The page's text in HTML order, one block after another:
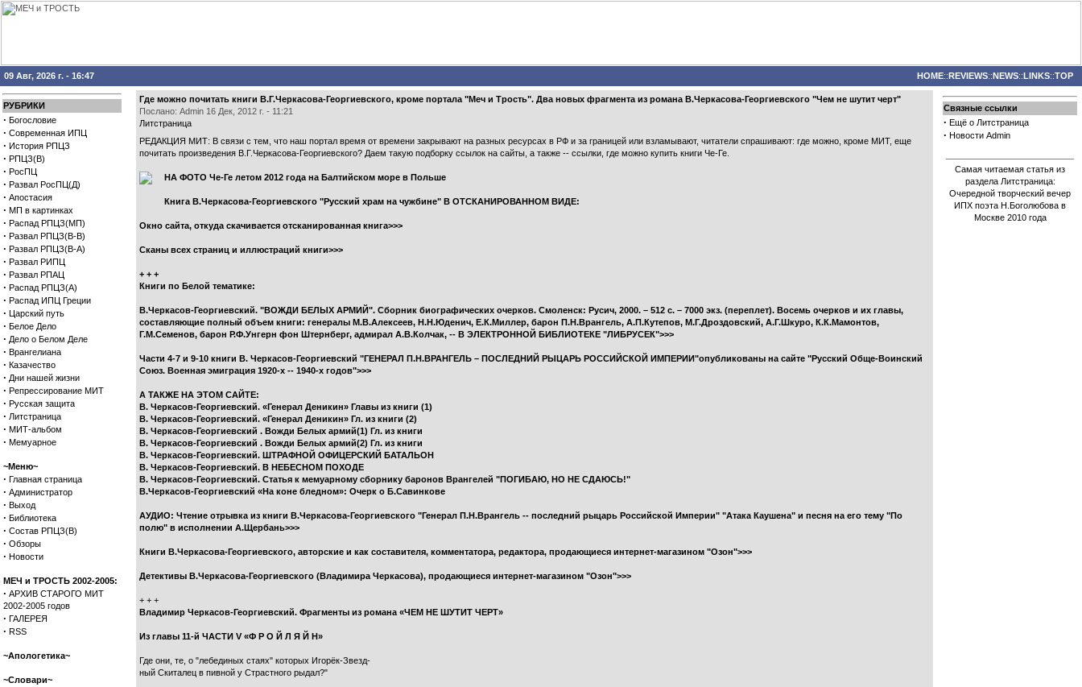
09 Авг, 2026 г. - 16:47 HOME::REVIEWS::NEWS::LINKS::TOP
РУБРИКИ
· Богословие
· Современная ИПЦ
· История РПЦЗ
· РПЦЗ(В)
· РосПЦ
· Развал РосПЦ(Д)
· Апостасия
· МП в картинках
· Распад РПЦЗ(МП)
· Развал РПЦЗ(В-В)
· Развал РПЦЗ(В-А)
· Развал РИПЦ
· Развал РПАЦ
· Распад РПЦЗ(А)
· Распад ИПЦ Греции
· Царский путь
· Белое Дело
· Дело о Белом Деле
· Врангелиана
· Казачество
· Дни нашей жизни
· Репрессирование МИТ
· Русская защита
· Литстраница
· МИТ-альбом
· Мемуарное
~Меню~
· Главная страница
· Администратор
· Выход
· Библиотека
· Состав РПЦЗ(В)
· Обзоры
· Новости
МЕЧ и ТРОСТЬ 2002-2005:
· АРХИВ СТАРОГО МИТ
2002-2005 годов
· ГАЛЕРЕЯ
· RSS
~Апологетика~
~Словари~
Где можно почитать книги В.Г.Черкасова-Георгиевского, кроме портала "Меч и Трость". Два новых фрагмента из романа В.Черкасова-Георгиевского "Чем не шутит черт"
Послано: Admin 16 Дек, 2012 г. - 11:21
Литстраница
РЕДАКЦИЯ МИТ: В связи с тем, что наш портал время от времени закрывают на разных ресурсах в РФ и за границей или взламывают, читатели спрашивают: где можно, кроме МИТ, еще
почитать произведения В.Г.Черкасова-Георгиевского? Даем такую подборку ссылок на сайты, а также -- ссылки, где можно купить книги Че-Ге.
НА ФОТО Че-Ге летом 2012 года на Балтийском море в Польше
Книга В.Черкасова-Георгиевского "Русский храм на чужбине" В ОТСКАНИРОВАННОМ ВИДЕ:
Окно сайта, откуда скачивается отсканированная книга>>>
Сканы всех страниц и иллюстраций книги>>>
+ + +
Книги по Белой тематике:
В.Черкасов-Георгиевский. "ВОЖДИ БЕЛЫХ АРМИЙ". Сборник биографических очерков. Смоленск: Русич, 2000. – 512 с. – 7000 экз. (переплет). Восемь очерков и их главы,
составляющие полный объем книги: генералы М.В.Алексеев, Н.Н.Юденич, Е.К.Миллер, барон П.Н.Врангель, А.П.Кутепов, М.Г.Дроздовский, А.Г.Шкуро, К.К.Мамонтов,
Г.М.Семенов, барон Р.Ф.Унгерн фон Штернберг, адмирал А.В.Колчак, -- В ЭЛЕКТРОННОЙ БИБЛИОТЕКЕ "ЛИБРУСЕК">>>
Части 4-7 и 9-10 книги В. Черкасов-Георгиевский "ГЕНЕРАЛ П.Н.ВРАНГЕЛЬ – ПОСЛЕДНИЙ РЫЦАРЬ РОССИЙСКОЙ ИМПЕРИИ"опубликованы на сайте "Русский Обще-Воинский
Союз. Военная эмиграция 1920-х -- 1940-х годов">>>
А ТАКЖЕ НА ЭТОМ САЙТЕ:
В. Черкасов-Георгиевский. «Генерал Деникин» Главы из книги (1)
В. Черкасов-Георгиевский. «Генерал Деникин» Гл. из книги (2)
В. Черкасов-Георгиевский . Вожди Белых армий(1) Гл. из книги
В. Черкасов-Георгиевский . Вожди Белых армий(2) Гл. из книги
В. Черкасов-Георгиевский. ШТРАФНОЙ ОФИЦЕРСКИЙ БАТАЛЬОН
В. Черкасов-Георгиевский. В НЕБЕСНОМ ПОХОДЕ
В. Черкасов-Георгиевский. Статья к мемуарному сборнику баронов Врангелей "ПОГИБАЮ, НО НЕ СДАЮСЬ!"
В.Черкасов-Георгиевский «На коне бледном»: Очерк о Б.Савинкове
АУДИО: Чтение отрывка из книги В.Черкасова-Георгиевского "Генерал П.Н.Врангель -- последний рыцарь Российской Империи" "Атака Каушена" и песня на его тему "По
полю" в исполнении А.Щербань>>>
Книги В.Черкасова-Георгиевского, авторские и как составителя, комментатора, редактора, продающиеся интернет-магазином "Озон">>>
Детективы В.Черкасова-Георгиевского (Владимира Черкасова), продающиеся интернет-магазином "Озон">>>
+ + +
Владимир Черкасов-Георгиевский. Фрагменты из романа «ЧЕМ НЕ ШУТИТ ЧЕРТ»
Из главы 11-й ЧАСТИ V «Ф Р О Й Л Я Й Н»
Где они, те, о "лебединых стаях" которых Игорёк-Звезд-
ный Скиталец в пивной у Страстного рыдал?"
Связные ссылки
· Ещё о Литстраница
· Новости Admin
Самая читаемая статья из
раздела Литстраница:
Очередной творческий вечер
ИПХ поэта Н.Боголюбова в
Москве 2010 года